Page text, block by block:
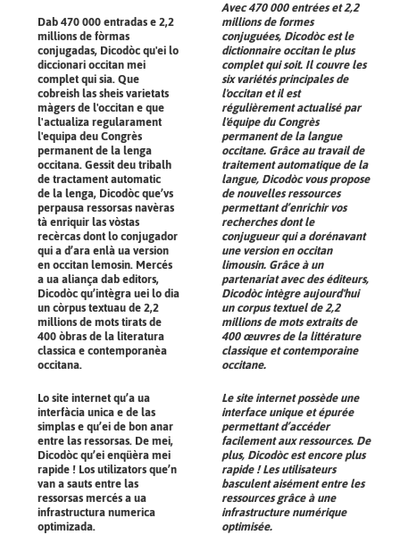
Dab 470 000 entradas e 2,2
millions de fòrmas
conjugadas, Dicodòc qu'ei lo
diccionari occitan mei
complet qui sia. Que
cobreish las sheis varietats
màgers de l'occitan e que
l'actualiza regularament
l'equipa deu Congrès
permanent de la lenga
occitana. Gessit deu tribalh
de tractament automatic
de la lenga, Dicodòc que’vs
perpausa ressorsas navèras
tà enriquir las vòstas
recèrcas dont lo conjugador
qui a d’ara enlà ua version
en occitan lemosin. Mercés
a ua aliança dab editors,
Dicodòc qu’intègra uei lo dia
un còrpus textuau de 2,2
millions de mots tirats de
400 òbras de la literatura
classica e contemporanèa
occitana.
Lo site internet qu’a ua
interfàcia unica e de las
simplas e qu’ei de bon anar
entre las ressorsas. De mei,
Dicodòc qu’ei enqüèra mei
rapide ! Los utilizators que’n
van a sauts entre las
ressorsas mercés a ua
infrastructura numerica
optimizada.
Avec 470 000 entrées et 2,2
millions de formes
conjuguées, Dicodòc est le
dictionnaire occitan le plus
complet qui soit. Il couvre les
six variétés principales de
l'occitan et il est
régulièrement actualisé par
l'équipe du Congrès
permanent de la langue
occitane. Grâce au travail de
traitement automatique de la
langue, Dicodòc vous propose
de nouvelles ressources
permettant d’enrichir vos
recherches dont le
conjugueur qui a dorénavant
une version en occitan
limousin. Grâce à un
partenariat avec des éditeurs,
Dicodòc intègre aujourd'hui
un corpus textuel de 2,2
millions de mots extraits de
400 œuvres de la littérature
classique et contemporaine
occitane.
Le site internet possède une
interface unique et épurée
permettant d’accéder
facilement aux ressources. De
plus, Dicodòc est encore plus
rapide ! Les utilisateurs
basculent aisément entre les
ressources grâce à une
infrastructure numérique
optimisée.